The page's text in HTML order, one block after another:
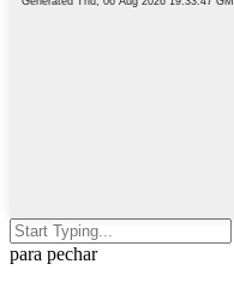
para pechar